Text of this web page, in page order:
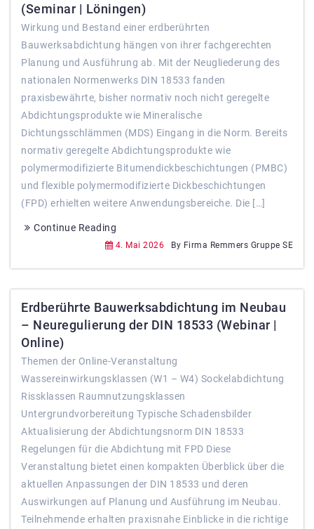
(Seminar | Löningen)
Wirkung und Bestand einer erdberührten
Bauwerksabdichtung hängen von ihrer fachgerechten
Planung und Ausführung ab. Mit der Neugliederung des
nationalen Normenwerks DIN 18533 fanden
praxisbewährte, bisher normativ noch nicht geregelte
Abdichtungsprodukte wie Mineralische
Dichtungsschlämmen (MDS) Eingang in die Norm. Bereits
normativ geregelte Abdichtungsprodukte wie
polymermodifizierte Bitumendickbeschichtungen (PMBC)
und flexible polymermodifizierte Dickbeschichtungen
(FPD) erhielten weitere Anwendungsbereiche. Die […]
Continue Reading
4. Mai 2026 By Firma Remmers Gruppe SE
Erdberührte Bauwerksabdichtung im Neubau
– Neuregulierung der DIN 18533 (Webinar |
Online)
Themen der Online‑Veranstaltung
Wassereinwirkungsklassen (W1 – W4) Sockelabdichtung
Rissklassen Raumnutzungsklassen
Untergrundvorbereitung Typische Schadensbilder
Aktualisierung der Abdichtungsnorm DIN 18533
Regelungen für die Abdichtung mit FPD Diese
Veranstaltung bietet einen kompakten Überblick über die
aktuellen Anpassungen der DIN 18533 und deren
Auswirkungen auf Planung und Ausführung im Neubau.
Teilnehmende erhalten praxisnahe Einblicke in die richtige